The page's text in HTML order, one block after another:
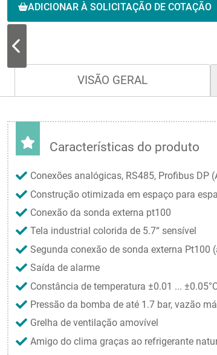
ADICIONAR À SOLICITAÇÃO DE COTAÇÃO
VISÃO GERAL
Características do produto
Conexões analógicas, RS485, Profibus DP
Construção otimizada em espaço para
Conexão da sonda externa pt100
Tela industrial colorida de 5.7“ sensível
Segunda conexão de sonda externa Pt100
Saída de alarme
Constância de temperatura ±0.01 ...
Pressão da bomba de até 1.7 bar, vazão
Grelha de ventilação amovível
Amigo do clima graças ao refrigerante